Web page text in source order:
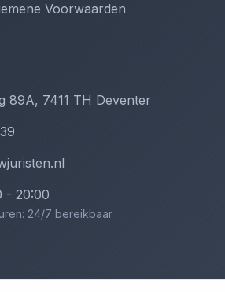
Voorwaarden
89A, 7411 TH Deventer
- 20:00
24/7 bereikbaar